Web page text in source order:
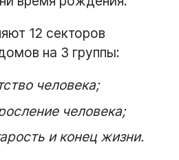
12 секторов
на 3 группы:
человека;
человека;
и конец жизни.